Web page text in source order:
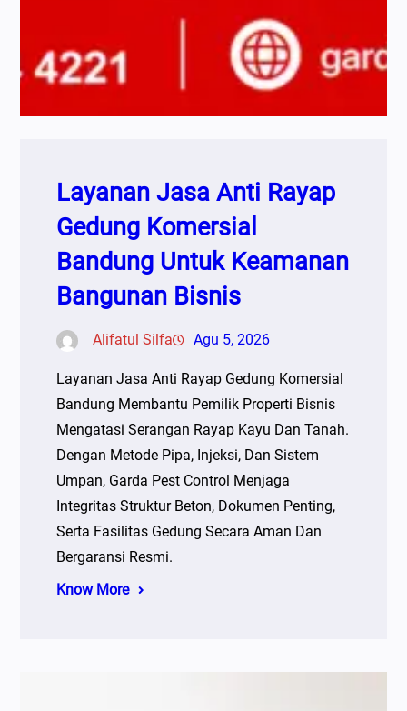
Layanan Jasa Anti Rayap
Gedung Komersial
Bandung Untuk Keamanan
Bangunan Bisnis
Alifatul Silfa Agu 5, 2026
Layanan Jasa Anti Rayap Gedung Komersial
Bandung Membantu Pemilik Properti Bisnis
Mengatasi Serangan Rayap Kayu Dan Tanah.
Dengan Metode Pipa, Injeksi, Dan Sistem
Umpan, Garda Pest Control Menjaga
Integritas Struktur Beton, Dokumen Penting,
Serta Fasilitas Gedung Secara Aman Dan
Bergaransi Resmi.
Know More